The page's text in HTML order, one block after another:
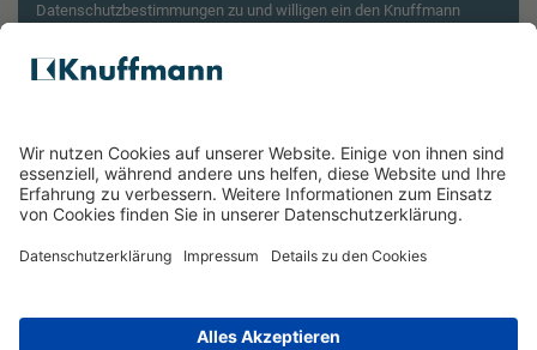
Datenschutzbestimmungen zu und willigen ein den Knuffmann
Aktionsbedingungen¹
Wasserkocher